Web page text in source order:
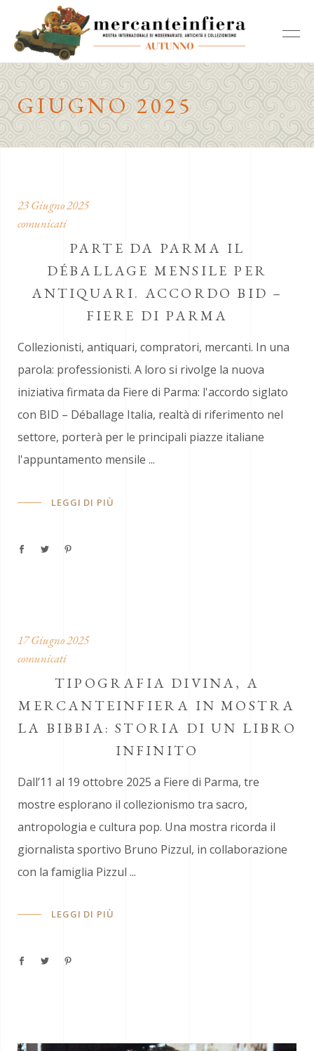
GIUGNO 2025
23 Giugno 2025
comunicati
PARTE DA PARMA IL
DÉBALLAGE MENSILE PER
ANTIQUARI. ACCORDO BID –
FIERE DI PARMA
Collezionisti, antiquari, compratori, mercanti. In una
parola: professionisti. A loro si rivolge la nuova
iniziativa firmata da Fiere di Parma: l'accordo siglato
con BID – Déballage Italia, realtà di riferimento nel
settore, porterà per le principali piazze italiane
l'appuntamento mensile
LEGGI DI PIÙ
17 Giugno 2025
comunicati
TIPOGRAFIA DIVINA, A
MERCANTEINFIERA IN MOSTRA
LA BIBBIA: STORIA DI UN LIBRO
INFINITO
Dall’11 al 19 ottobre 2025 a Fiere di Parma, tre
mostre esplorano il collezionismo tra sacro,
antropologia e cultura pop. Una mostra ricorda il
giornalista sportivo Bruno Pizzul, in collaborazione
con la famiglia Pizzul
LEGGI DI PIÙ